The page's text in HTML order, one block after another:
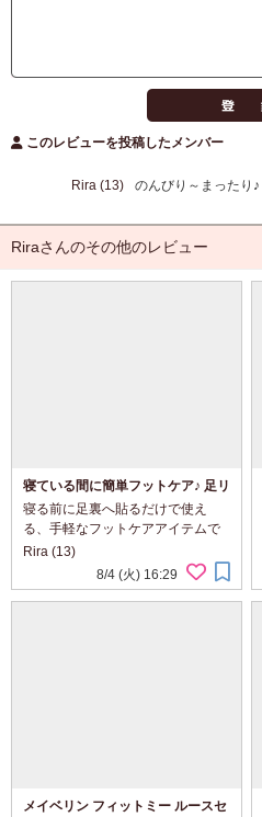
このレビューを投稿したメンバー
Rira (13) のんびり～まったり♪
Riraさんのその他のレビュー
寝ている間に簡単フットケア♪ 足リ
ラックス樹液溶岩シート ラベンダ
ーを使ってみました
寝る前に足裏へ貼るだけで使え
る、手軽なフットケアアイテムで
す。 パッケージにはラベンダーの
イラストが描かれていて、見た目
からも癒やされるデザイン♪ 開封す
Rira (13)
8/4 (火) 16:29
メイベリン フィットミー ルースセ